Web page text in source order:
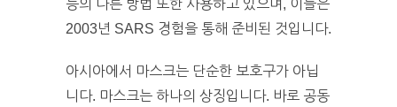
등의 다른 방법 또한 사용하고 있으며, 이들은
2003년 SARS 경험을 통해 준비된 것입니다.
아시아에서 마스크는 단순한 보호구가 아닙
니다. 마스크는 하나의 상징입니다. 바로 공동